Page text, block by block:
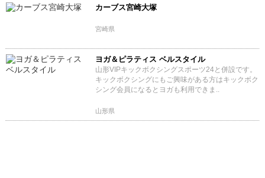
カーブス宮崎大塚
宮崎県
ヨガ＆ピラティス ベルスタイル
山形VIPキックボクシングスポーツ24と併設です。
キックボクシングにもご興味がある方はキックボク
シング会員になるとヨガも利用できま..
山形県